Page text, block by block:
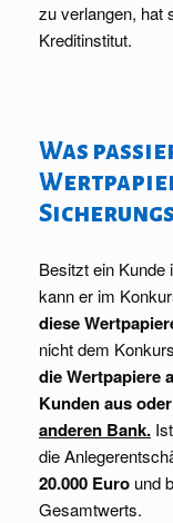
zu verlangen, hat
Kreditinstitut.
Was
Besitzt ein Kunde
kann er im
diese
nicht dem
die Wertpapiere
Kunden aus
anderen Bank.
die
20.000 Euro und
Gesamtwerts.